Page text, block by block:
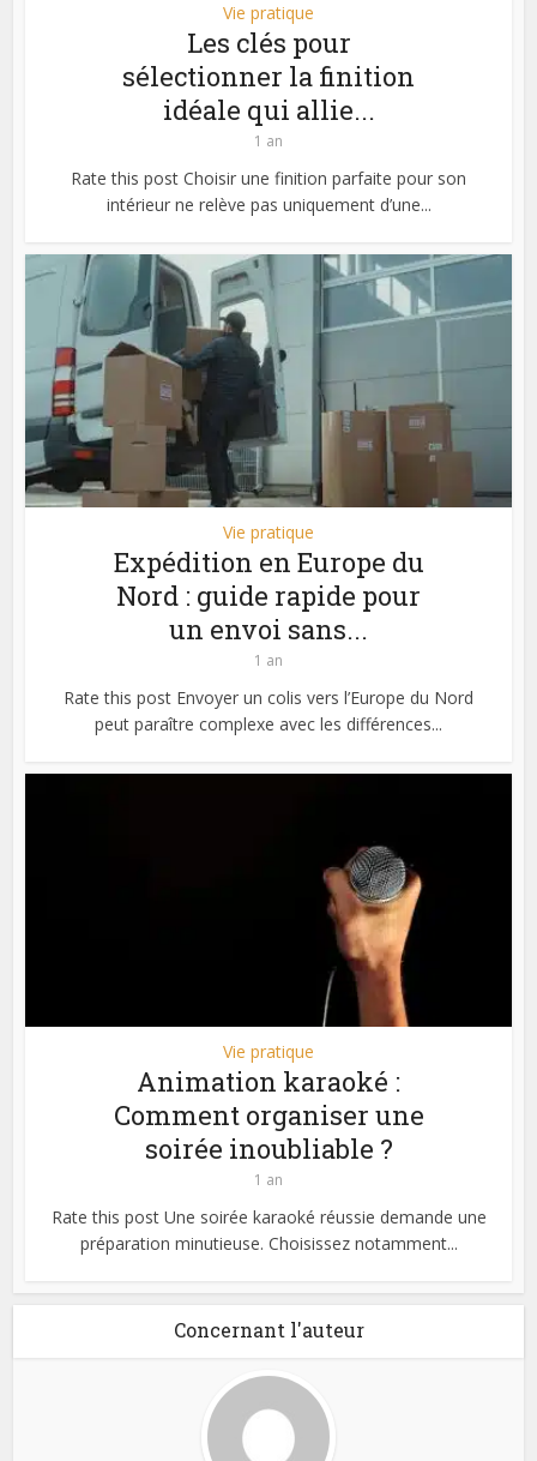
Vie pratique
Les clés pour
sélectionner la finition
idéale qui allie...
1 an
Rate this post Choisir une finition parfaite pour son
intérieur ne relève pas uniquement d’une...
Vie pratique
Expédition en Europe du
Nord : guide rapide pour
un envoi sans...
1 an
Rate this post Envoyer un colis vers l’Europe du Nord
peut paraître complexe avec les différences...
Vie pratique
Animation karaoké :
Comment organiser une
soirée inoubliable ?
1 an
Rate this post Une soirée karaoké réussie demande une
préparation minutieuse. Choisissez notamment...
Concernant l'auteur